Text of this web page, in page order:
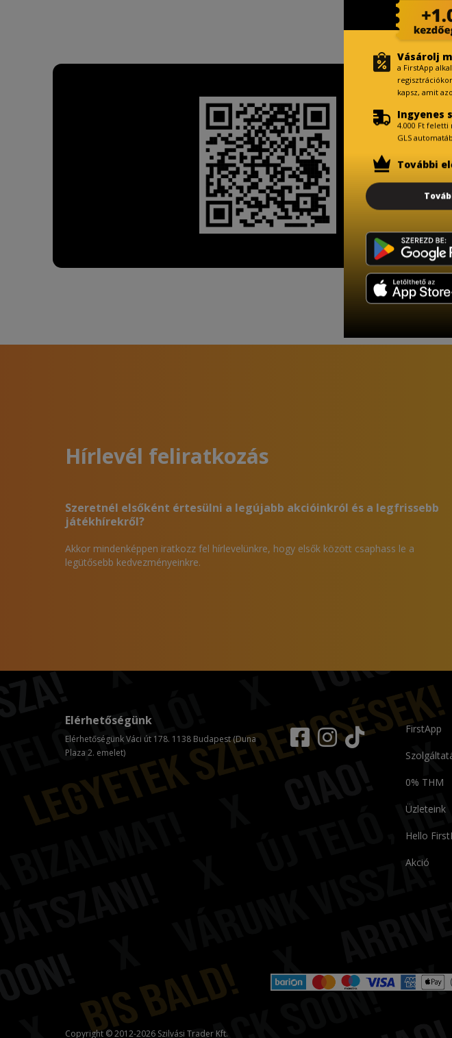
Hírlevél feliratkozás
Szeretnél elsőként értesülni a legújabb akcióinkról és a legfrissebb
játékhírekről?
Akkor mindenképpen iratkozz fel hírlevelünkre, hogy elsők között csaphass le a
legütősebb kedvezményeinkre.
FirstApp
0% THM
Üzleteink
Hello
Akció
Elérhetőségünk
Elérhetőségünk Váci út 178. 1138 Budapest (Duna
Plaza 2. emelet)
Copyright © 2012-2026 Szilvási Trader Kft.
Vásárolj
a FirstApp
kapsz, amit
Ingyenes
4.000 Ft
GLS
További